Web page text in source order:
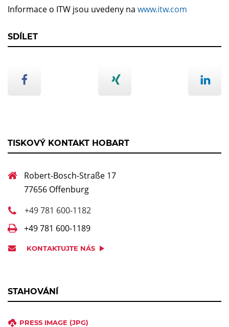
Informace o ITW jsou uvedeny na www.itw.com
SDÍLET
TISKOVÝ KONTAKT HOBART
Robert-Bosch-Straße 17
77656 Offenburg
+49 781 600-1182
+49 781 600-1189
KONTAKTUJTE NÁS
STAHOVÁNÍ
PRESS IMAGE (JPG)